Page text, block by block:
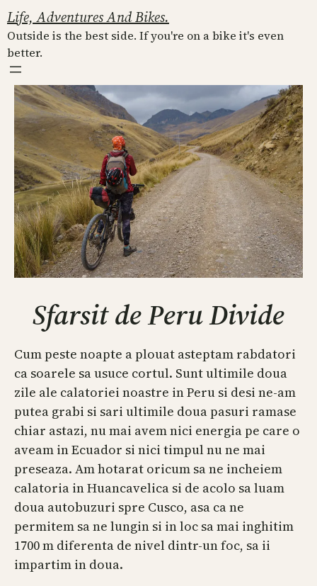
Skip
to
content
Life, Adventures And Bikes.
Outside is the best side. If you're on a bike it's even
better.
Sfarsit de Peru Divide
Cum peste noapte a plouat asteptam rabdatori
ca soarele sa usuce cortul. Sunt ultimile doua
zile ale calatoriei noastre in Peru si desi ne-am
putea grabi si sari ultimile doua pasuri ramase
chiar astazi, nu mai avem nici energia pe care o
aveam in Ecuador si nici timpul nu ne mai
preseaza. Am hotarat oricum sa ne incheiem
calatoria in Huancavelica si de acolo sa luam
doua autobuzuri spre Cusco, asa ca ne
permitem sa ne lungin si in loc sa mai inghitim
1700 m diferenta de nivel dintr-un foc, sa ii
impartim in doua.